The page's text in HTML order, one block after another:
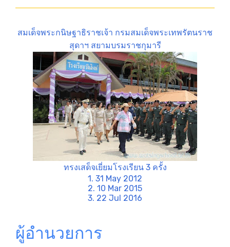
สมเด็จพระกนิษฐาธิราชเจ้า กรมสมเด็จพระเทพรัตนราช
สุดาฯ สยามบรมราชกุมารี
ทรงเสด็จเยี่ยมโรงเรียน 3 ครั้ง
1. 31 May 2012
2. 10 Mar 2015
3. 22 Jul 2016
ผู้อำนวยการ